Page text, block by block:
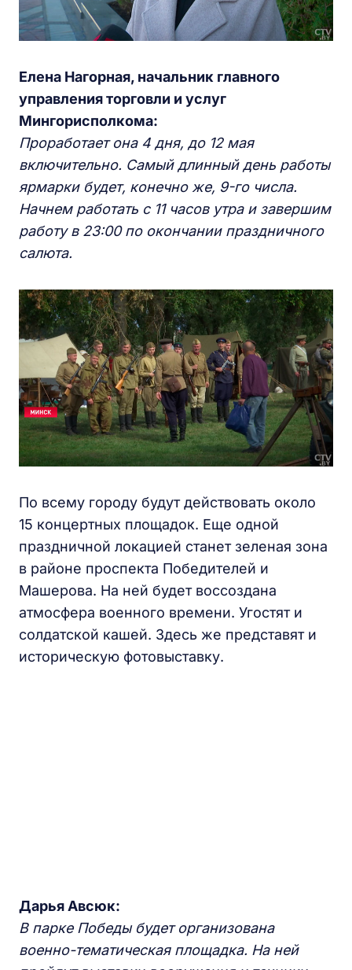
Елена Нагорная, начальник главного
управления торговли и услуг
Мингорисполкома:
Проработает она 4 дня, до 12 мая
включительно. Самый длинный день работы
ярмарки будет, конечно же, 9-го числа.
Начнем работать с 11 часов утра и завершим
работу в 23:00 по окончании праздничного
салюта.
По всему городу будут действовать около
15 концертных площадок. Еще одной
праздничной локацией станет зеленая зона
в районе проспекта Победителей и
Машерова. На ней будет воссоздана
атмосфера военного времени. Угостят и
солдатской кашей. Здесь же представят и
историческую фотовыставку.
Дарья Авсюк:
В парке Победы будет организована
военно-тематическая площадка. На ней